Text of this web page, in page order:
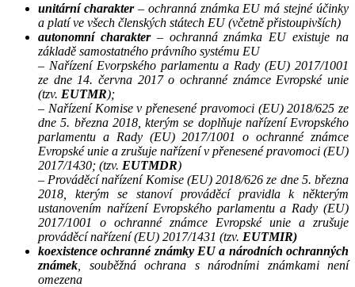
unitární charakter– ochranná známka EU má stejné účinky
a platí ve všech členských státech EU (včetně přistoupivších)
autonomní charakter– ochranná známka EU existuje na
základě samostatného právního systému EU
– Nařízení Evorpského parlamentu a Rady (EU) 2017/1001
ze dne 14. června 2017 o ochranné známce Evropské unie
(tzv. EUTMR);
– Nařízení Komise v přenesené pravomoci (EU) 2018/625 ze
dne 5. března 2018, kterým se doplňuje nařízení Evropského
parlamentu a Rady (EU) 2017/1001 o ochranné známce
Evropské unie a zrušuje nařízení v přenesené pravomoci (EU)
2017/1430; (tzv. EUTMDR)
– Prováděcí nařízení Komise (EU) 2018/626 ze dne 5. března
2018, kterým se stanoví prováděcí pravidla k některým
ustanovením nařízení Evropského parlamentu a Rady (EU)
2017/1001 o ochranné známce Evropské unie a zrušuje
prováděcí nařízení (EU) 2017/1431 (tzv. EUTMIR)
koexistence ochranné známky EU a národních ochranných
známek , souběžná ochrana s národními známkami není
omezena